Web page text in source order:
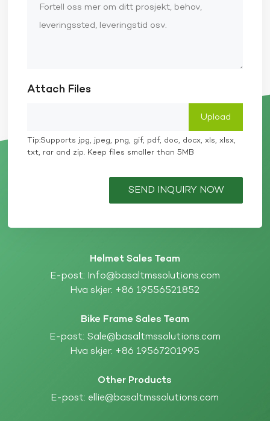
Attach Files
Tip:Supports jpg, jpeg, png, gif, pdf, doc, docx, xls, xlsx,
txt, rar and zip. Keep files smaller than 5MB
SEND INQUIRY NOW
Helmet Sales Team
E-post: Info@basaltmssolutions.com
Hva skjer: +86 19556521852
Bike Frame Sales Team
E-post: Sale@basaltmssolutions.com
Hva skjer: +86 19567201995
Other Products
E-post: ellie@basaltmssolutions.com